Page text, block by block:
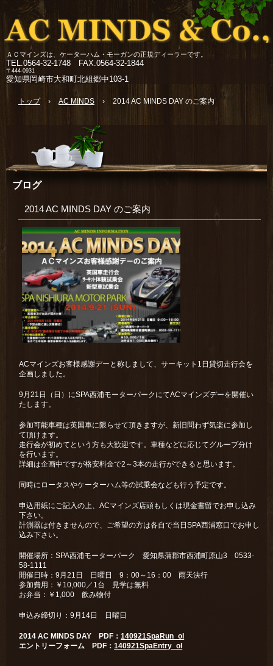
ＡＣマインズは、ケーターハム・モーガンの正規ディーラーです。
TEL.0564-32-1748 FAX.0564-32-1844
〒444-0931
愛知県岡崎市大和町北組郷中103-1
トップ › AC MINDS › 2014 AC MINDS DAY のご案内
ブログ
2014 AC MINDS DAY のご案内
ACマインズお客様感謝デーと称しまして、サーキット1日貸切走行会を
企画しました。
9月21日（日）にSPA西浦モーターパークにてACマインズデーを開催い
たします。
参加可能車種は英国車に限らせて頂きますが、新旧問わず気楽に参加し
て頂けます。
走行会が初めてという方も大歓迎です。車種などに応じてグループ分け
を行います。
詳細は企画中ですが格安料金で2～3本の走行ができると思います。
同時にロータスやケーターハム等の試乗会なども行う予定です。
申込用紙にご記入の上、ACマインズ店頭もしくは現金書留でお申し込み
下さい。
計測器は付きませんので、ご希望の方は各自で当日SPA西浦窓口でお申し
込み下さい。
開催場所：SPA西浦モーターパーク 愛知県蒲郡市西浦町原山3 0533-
58-1111
開催日時：9月21日 日曜日 9：00～16：00 雨天決行
参加費用：￥10,000／1台 見学は無料
お弁当：￥1,000 飲み物付
申込み締切り：9月14日 日曜日
2014 AC MINDS DAY PDF：140921SpaRun_ol
エントリーフォーム PDF：140921SpaEntry_ol